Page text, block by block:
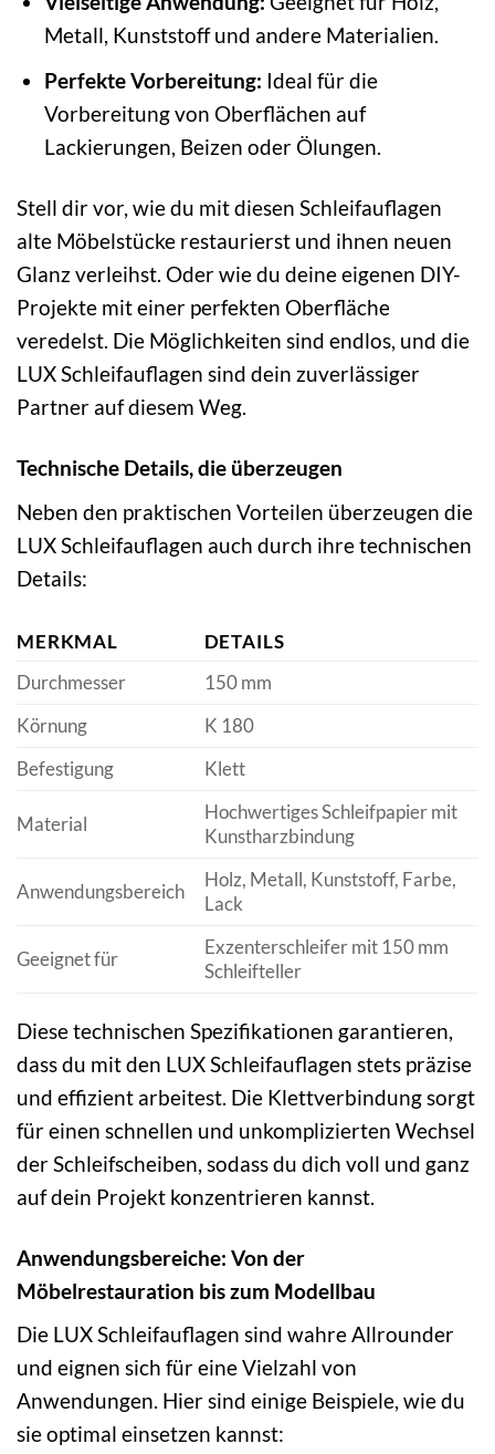
Metall, Kunststoff und andere Materialien.
Perfekte Vorbereitung: Ideal für die
Vorbereitung von Oberflächen auf
Lackierungen, Beizen oder Ölungen.
Stell dir vor, wie du mit diesen Schleifauflagen
alte Möbelstücke restaurierst und ihnen neuen
Glanz verleihst. Oder wie du deine eigenen DIY-
Projekte mit einer perfekten Oberfläche
veredelst. Die Möglichkeiten sind endlos, und die
LUX Schleifauflagen sind dein zuverlässiger
Partner auf diesem Weg.
Technische Details, die überzeugen
Neben den praktischen Vorteilen überzeugen die
LUX Schleifauflagen auch durch ihre technischen
Details:
MERKMAL
DETAILS
Durchmesser
150 mm
Körnung
K 180
Befestigung
Klett
Material
Hochwertiges Schleifpapier mit
Kunstharzbindung
Anwendungsbereich
Holz, Metall, Kunststoff, Farbe,
Lack
Geeignet für
Exzenterschleifer mit 150 mm
Schleifteller
Diese technischen Spezifikationen garantieren,
dass du mit den LUX Schleifauflagen stets präzise
und effizient arbeitest. Die Klettverbindung sorgt
für einen schnellen und unkomplizierten Wechsel
der Schleifscheiben, sodass du dich voll und ganz
auf dein Projekt konzentrieren kannst.
Anwendungsbereiche: Von der
Möbelrestauration bis zum Modellbau
Die LUX Schleifauflagen sind wahre Allrounder
und eignen sich für eine Vielzahl von
Anwendungen. Hier sind einige Beispiele, wie du
sie optimal einsetzen kannst: